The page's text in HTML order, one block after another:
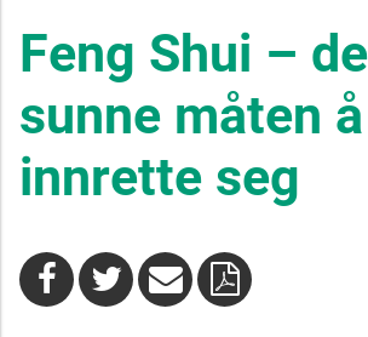
Feng Shui –
sunne måten å
innrette seg